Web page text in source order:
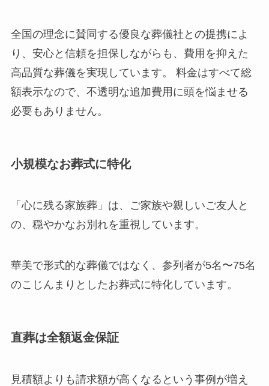
全国の理念に賛同する優良な葬儀社との提携によ
り、安心と信頼を担保しながらも、費用を抑えた
高品質な葬儀を実現しています。 料金はすべて総
額表示なので、不透明な追加費用に頭を悩ませる
必要もありません。
小規模なお葬式に特化
「心に残る家族葬」は、ご家族や親しいご友人と
の、穏やかなお別れを重視しています。
華美で形式的な葬儀ではなく、参列者が5名〜75名
のこじんまりとしたお葬式に特化しています。
直葬は全額返金保証
見積額よりも請求額が高くなるという事例が増え